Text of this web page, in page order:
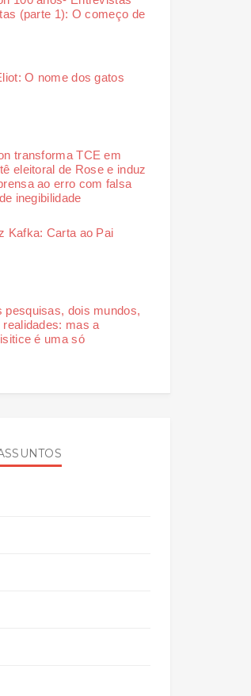
(parte 1): O começo de
O nome dos gatos
transforma TCE em
eleitoral de Rose e induz
ao erro com falsa
inegibilidade
Kafka: Carta ao Pai
pesquisas, dois mundos,
realidades: mas a
é uma só